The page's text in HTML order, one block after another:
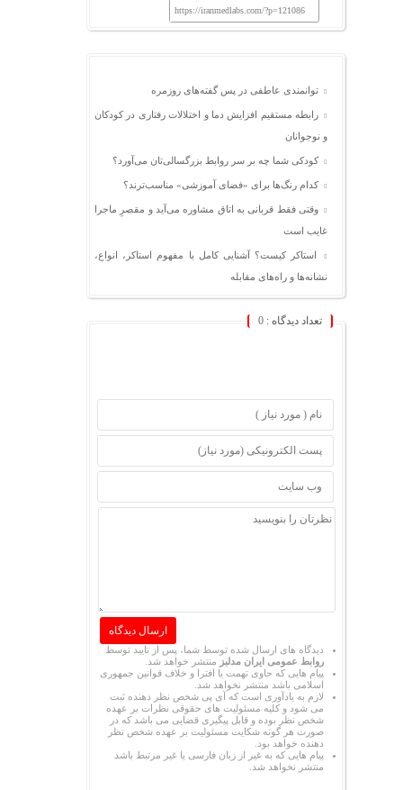
https://iranmedlabs.com/?p=121086
توانمندی عاطفی در پس گفته‌های روزمره
رابطه مستقیم افزایش دما و اختلالات رفتاری در کودکان
و نوجوانان
کودکی شما چه بر سر روابط بزرگسالی‌تان می‌آورد؟
کدام رنگ‌ها برای «فضای آموزشی» مناسب‌ترند؟
وقتی فقط قربانی به اتاق مشاوره می‌آید و مقصرِ ماجرا
غایب است
استاکر کیست؟ آشنایی کامل با مفهوم استاکر، انواع،
نشانه‌ها و راه‌های مقابله
تعداد دیدگاه : 0
دیدگاه های ارسال شده توسط شما، پس از تایید توسط
روابط عمومی ایران مدلبز منتشر خواهد شد.
پیام هایی که حاوی تهمت یا افترا و خلاف قوانین جمهوری
اسلامی باشد منتشر نخواهد شد.
لازم به یادآوری است که آی پی شخص نظر دهنده ثبت
می شود و کلیه مسئولیت های حقوقی نظرات بر عهده
شخص نظر بوده و قابل پیگیری قضایی می باشد که در
صورت هر گونه شکایت مسئولیت بر عهده شخص نظر
دهنده خواهد بود.
پیام هایی که به غیر از زبان فارسی یا غیر مرتبط باشد
منتشر نخواهد شد.